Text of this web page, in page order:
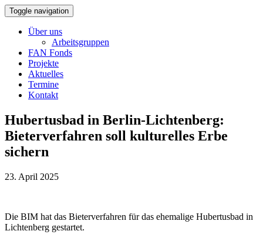
Toggle navigation
Über uns
Arbeitsgruppen
FAN Fonds
Projekte
Aktuelles
Termine
Kontakt
Hubertusbad in Berlin-Lichtenberg:
Bieterverfahren soll kulturelles Erbe
sichern
23. April 2025
Die BIM hat das Bieterverfahren für das ehemalige Hubertusbad in
Lichtenberg gestartet.